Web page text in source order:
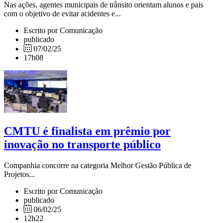
Nas ações, agentes municipais de trânsito orientam alunos e pais
com o objetivo de evitar acidentes e...
Escrito por Comunicação
publicado
07/02/25
17h08
CMTU é finalista em prêmio por
inovação no transporte público
Companhia concorre na categoria Melhor Gestão Pública de
Projetos...
Escrito por Comunicação
publicado
06/02/25
12h22